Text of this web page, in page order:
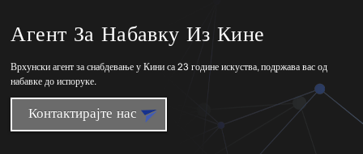
Агент За Набавку Из Кине
Врхунски агент за снабдевање у Кини са 23 године искуства, подржава вас од
набавке до испоруке.
Контактирајте нас